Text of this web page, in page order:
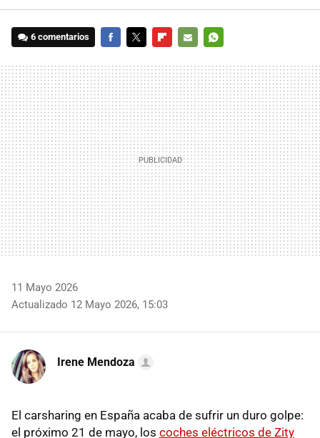
6 comentarios
MAIL
11 Mayo 2026
Actualizado 12 Mayo 2026, 15:03
Irene Mendoza
El carsharing en España acaba de sufrir un duro golpe:
el próximo 21 de mayo, los coches eléctricos de Zity